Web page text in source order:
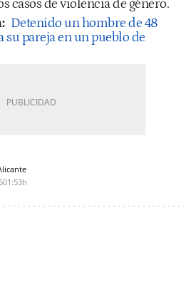
casos de violencia de género.
Detenido un hombre de 48
su pareja en un pueblo de
01:53h